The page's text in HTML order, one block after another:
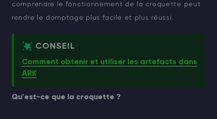
comprendre le fonctionnement de la croquette peut
rendre le domptage plus facile et plus réussi.
CONSEIL
Comment obtenir et utiliser les artefacts dans
ARK
Qu'est-ce que la croquette ?